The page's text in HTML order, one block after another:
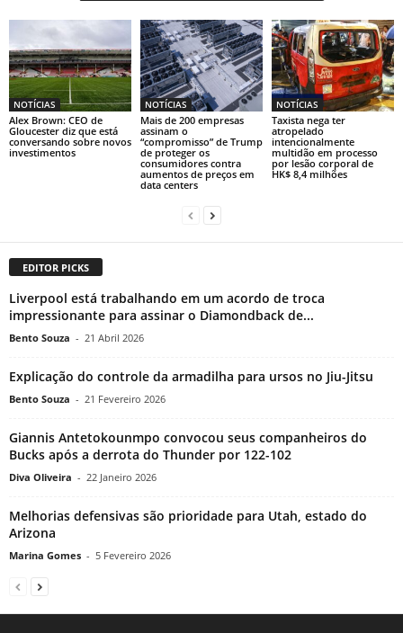
NOTÍCIAS
Alex Brown: CEO de
Gloucester diz que está
conversando sobre novos
investimentos
NOTÍCIAS
Mais de 200 empresas
assinam o
“compromisso” de Trump
de proteger os
consumidores contra
aumentos de preços em
data centers
NOTÍCIAS
Taxista nega ter
atropelado
intencionalmente
multidão em processo
por lesão corporal de
HK$ 8,4 milhões
EDITOR PICKS
Liverpool está trabalhando em um acordo de troca
impressionante para assinar o Diamondback de...
Bento Souza - 21 Abril 2026
Explicação do controle da armadilha para ursos no Jiu-Jitsu
Bento Souza - 21 Fevereiro 2026
Giannis Antetokounmpo convocou seus companheiros do
Bucks após a derrota do Thunder por 122-102
Diva Oliveira - 22 Janeiro 2026
Melhorias defensivas são prioridade para Utah, estado do
Arizona
Marina Gomes - 5 Fevereiro 2026